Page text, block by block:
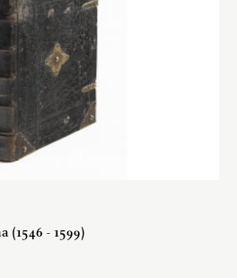
(1546 - 1599)